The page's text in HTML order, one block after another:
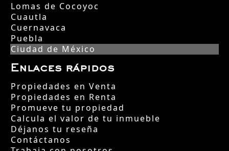
Lomas de Cocoyoc
Cuautla
Cuernavaca
Puebla
Ciudad de México
Enlaces rápidos
Propiedades en Venta
Propiedades en Renta
Promueve tu propiedad
Calcula el valor de tu inmueble
Déjanos tu reseña
Contáctanos